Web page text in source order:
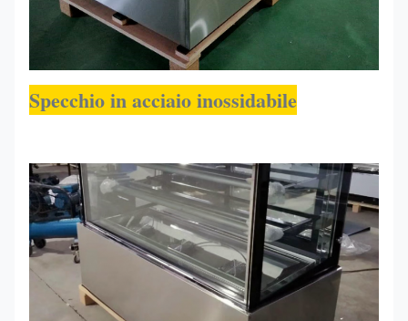
Specchio in acciaio inossidabile